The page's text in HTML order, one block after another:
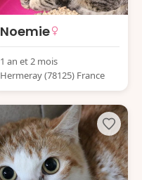
Noemie
1 an et 2 mois
Hermeray (78125) France